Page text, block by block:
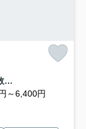
プレサンス天王寺ノースヴィアーレ 仲介手数料無料
～6,400円